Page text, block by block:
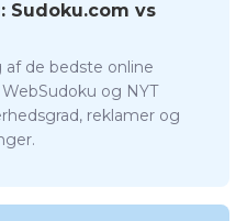
Sudoku.com vs
de bedste online
og NYT
reklamer og